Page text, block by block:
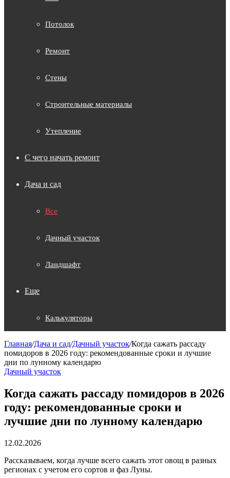
Потолок
Ремонт
Стены
Строительные материалы
Утепление
С чего начать ремонт
Дача и сад
Все
Дачный участок
Ландшафт
Еще
Калькуляторы
Главная/Дача и сад/Дачный участок/Когда сажать рассаду
помидоров в 2026 году: рекомендованные сроки и лучшие
дни по лунному календарю
Дачный участок
Когда сажать рассаду помидоров в 2026
году: рекомендованные сроки и
лучшие дни по лунному календарю
12.02.2026
Рассказываем, когда лучше всего сажать этот овощ в разных
регионах с учетом его сортов и фаз Луны.